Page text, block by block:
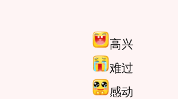
高兴
难过
感动